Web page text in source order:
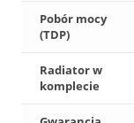
Pobór mocy
(TDP)
Radiator w
komplecie